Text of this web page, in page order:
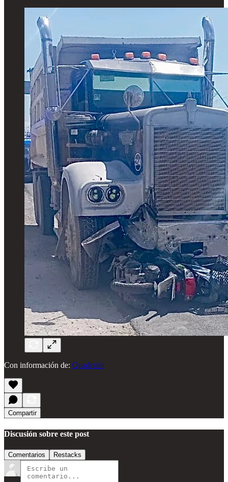
Con información de: Quadratín
Compartir
Discusión sobre este post
Comentarios Restacks